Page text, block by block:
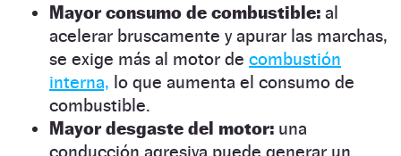
Mayor consumo de combustible: al
acelerar bruscamente y apurar las marchas,
se exige más al motor de combustión
interna, lo que aumenta el consumo de
combustible.
Mayor desgaste del motor: una
conducción agresiva puede generar un